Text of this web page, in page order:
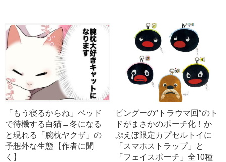
「もう寝るからね」ベッド
で待機する白猫→冬になる
と現れる「腕枕ヤクザ」の
予想外な生態【作者に聞
く】
ピングーの“トラウマ回”のト
ドがまさかのポーチ化！か
ぷえぼ限定カプセルトイに
「スマホストラップ」と
「フェイスポーチ」全10種